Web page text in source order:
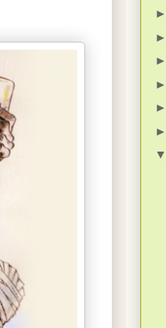
►
►
►
►
►
►
▼